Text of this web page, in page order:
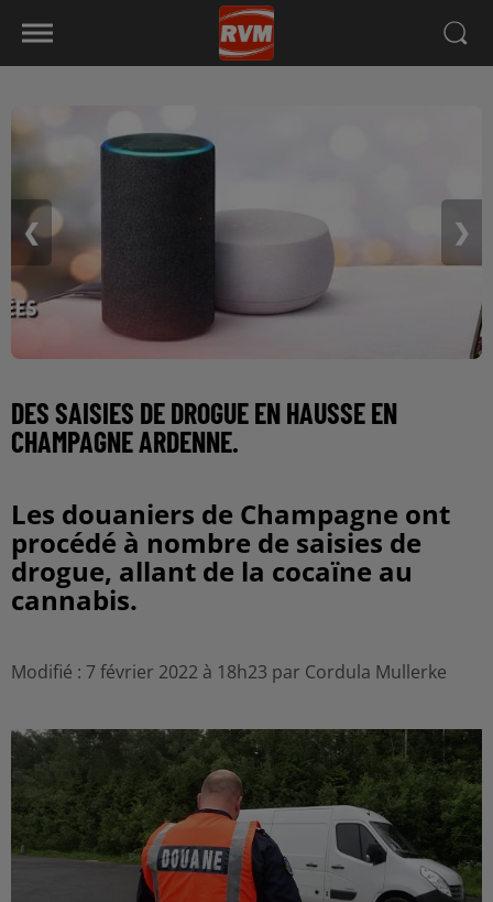
❮ ❯
DES SAISIES DE DROGUE EN HAUSSE EN
CHAMPAGNE ARDENNE.
Les douaniers de Champagne ont
procédé à nombre de saisies de
drogue, allant de la cocaïne au
cannabis.
Modifié : 7 février 2022 à 18h23 par Cordula Mullerke